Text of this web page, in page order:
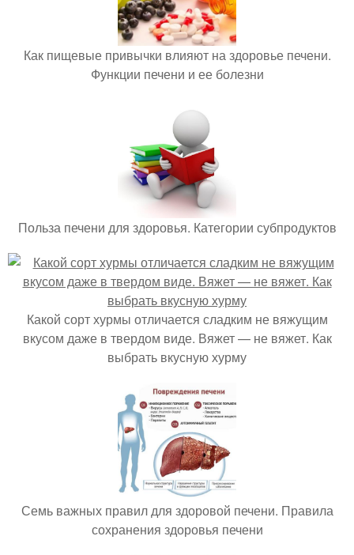
Как пищевые привычки влияют на здоровье печени.
Функции печени и ее болезни
Польза печени для здоровья. Категории субпродуктов
Какой сорт хурмы отличается сладким не вяжущим
вкусом даже в твердом виде. Вяжет — не вяжет. Как
выбрать вкусную хурму
Семь важных правил для здоровой печени. Правила
сохранения здоровья печени